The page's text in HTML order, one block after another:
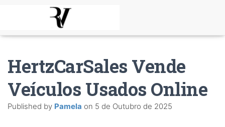
HertzCarSales Vende
Veículos Usados Online
Published by Pamela on 5 de Outubro de 2025